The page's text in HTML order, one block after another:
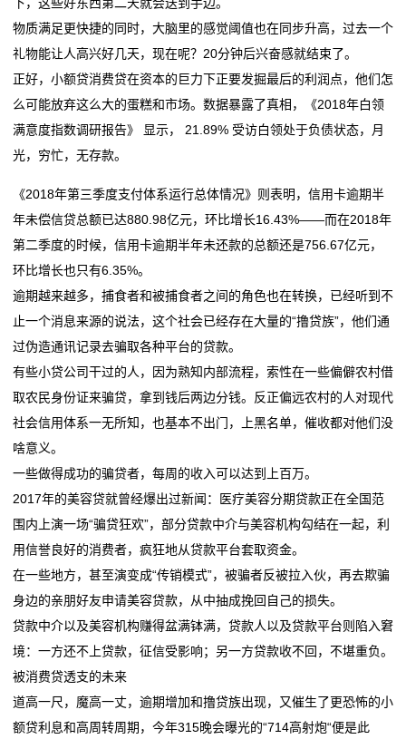
物质满足更快捷的同时，大脑里的感觉阈值也在同步升高，过去一个
礼物能让人高兴好几天，现在呢？20分钟后兴奋感就结束了。
正好，小额贷消费贷在资本的巨力下正要发掘最后的利润点，他们怎
么可能放弃这么大的蛋糕和市场。数据暴露了真相，《2018年白领
满意度指数调研报告》 显示， 21.89% 受访白领处于负债状态，月
光，穷忙，无存款。
《2018年第三季度支付体系运行总体情况》则表明，信用卡逾期半
年未偿信贷总额已达880.98亿元，环比增长16.43%——而在2018年
第二季度的时候，信用卡逾期半年未还款的总额还是756.67亿元，
环比增长也只有6.35%。
逾期越来越多，捕食者和被捕食者之间的角色也在转换，已经听到不
止一个消息来源的说法，这个社会已经存在大量的“撸贷族”，他们通
过伪造通讯记录去骗取各种平台的贷款。
有些小贷公司干过的人，因为熟知内部流程，索性在一些偏僻农村借
取农民身份证来骗贷，拿到钱后两边分钱。反正偏远农村的人对现代
社会信用体系一无所知，也基本不出门，上黑名单，催收都对他们没
啥意义。
一些做得成功的骗贷者，每周的收入可以达到上百万。
2017年的美容贷就曾经爆出过新闻：医疗美容分期贷款正在全国范
围内上演一场“骗贷狂欢”，部分贷款中介与美容机构勾结在一起，利
用信誉良好的消费者，疯狂地从贷款平台套取资金。
在一些地方，甚至演变成“传销模式”，被骗者反被拉入伙，再去欺骗
身边的亲朋好友申请美容贷款，从中抽成挽回自己的损失。
贷款中介以及美容机构赚得盆满钵满，贷款人以及贷款平台则陷入窘
境：一方还不上贷款，征信受影响；另一方贷款收不回，不堪重负。
被消费贷透支的未来
道高一尺，魔高一丈，逾期增加和撸贷族出现，又催生了更恐怖的小
额贷利息和高周转周期，今年315晚会曝光的“714高射炮“便是此